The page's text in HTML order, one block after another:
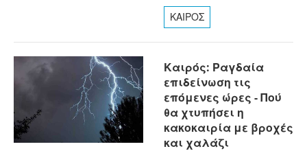
ΚΑΙΡΟΣ
Καιρός: Ραγδαία
επιδείνωση τις
επόμενες ώρες - Πού
θα χτυπήσει η
κακοκαιρία με βροχές
και χαλάζι